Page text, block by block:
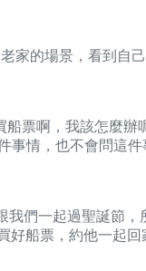
家的場景，看到自
票啊，我該怎麼
情，也不會問這
們一起過聖誕節
船票，約他一起回